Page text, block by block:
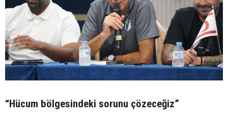
“Hücum bölgesindeki sorunu çözeceğiz”